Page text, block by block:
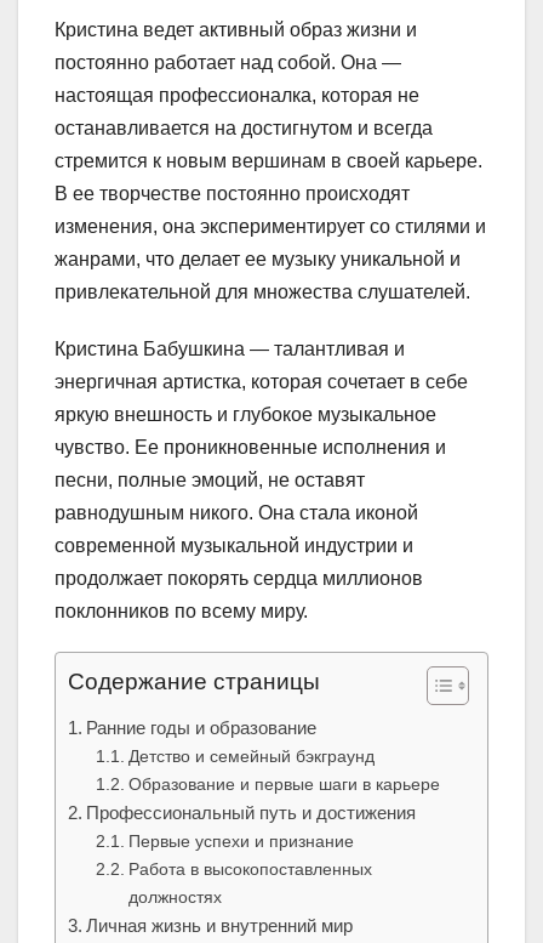
Кристина ведет активный образ жизни и
постоянно работает над собой. Она —
настоящая профессионалка, которая не
останавливается на достигнутом и всегда
стремится к новым вершинам в своей карьере.
В ее творчестве постоянно происходят
изменения, она экспериментирует со стилями и
жанрами, что делает ее музыку уникальной и
привлекательной для множества слушателей.
Кристина Бабушкина — талантливая и
энергичная артистка, которая сочетает в себе
яркую внешность и глубокое музыкальное
чувство. Ее проникновенные исполнения и
песни, полные эмоций, не оставят
равнодушным никого. Она стала иконой
современной музыкальной индустрии и
продолжает покорять сердца миллионов
поклонников по всему миру.
Содержание страницы
Ранние годы и образование
Детство и семейный бэкграунд
Образование и первые шаги в карьере
Профессиональный путь и достижения
Первые успехи и признание
Работа в высокопоставленных
должностях
Личная жизнь и внутренний мир